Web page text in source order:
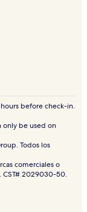
before check-in.
only be used on
Todos los
comerciales o
CST# 2029030-50.